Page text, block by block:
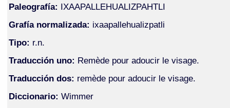
Paleografía: IXAAPALLEHUALIZPAHTLI
Grafía normalizada: ixaapallehualizpatli
Tipo: r.n.
Traducción uno: Remède pour adoucir le visage.
Traducción dos: remède pour adoucir le visage.
Diccionario: Wimmer